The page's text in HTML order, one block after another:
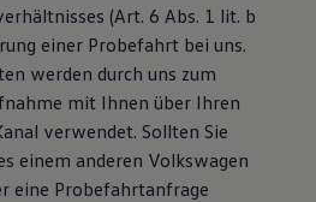
(Art. 6 Abs. 1 lit. b
einer Probefahrt bei uns.
werden durch uns zum
mit Ihnen über Ihren
verwendet. Sollten Sie
einem anderen Volkswagen
eine Probefahrtanfrage